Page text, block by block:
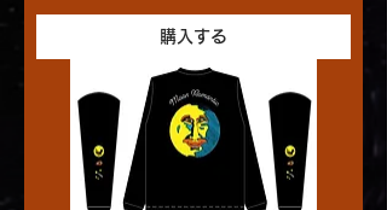
購入する